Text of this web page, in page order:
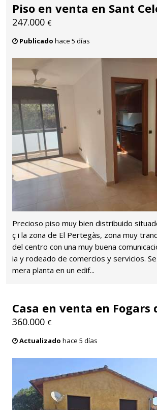
Piso en venta en Sant
247.000 €
Publicado hace 5 días
Precioso piso muy bien distribuido
ç i la zona de El Pertegàs, zona muy
del centro con una muy buena
ia y rodeado de comercios y servicios.
mera planta en un edif...
Casa en venta en Fogars
360.000 €
Actualizado hace 5 días